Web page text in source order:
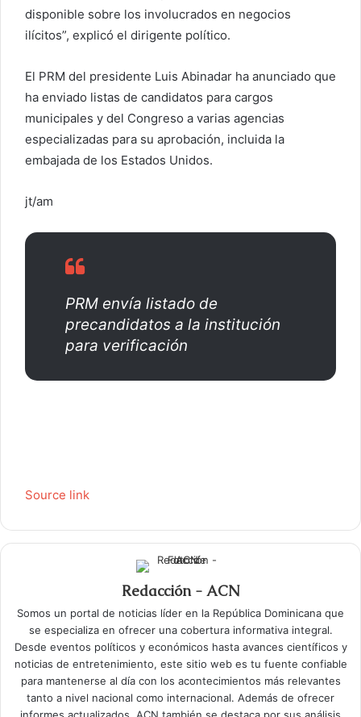
disponible sobre los involucrados en negocios
ilícitos”, explicó el dirigente político.
El PRM del presidente Luis Abinadar ha anunciado que
ha enviado listas de candidatos para cargos
municipales y del Congreso a varias agencias
especializadas para su aprobación, incluida la
embajada de los Estados Unidos.
jt/am
PRM envía listado de
precandidatos a la institución
para verificación
Source link
Redacción - ACN
Somos un portal de noticias líder en la República Dominicana que
se especializa en ofrecer una cobertura informativa integral.
Desde eventos políticos y económicos hasta avances científicos y
noticias de entretenimiento, este sitio web es tu fuente confiable
para mantenerse al día con los acontecimientos más relevantes
tanto a nivel nacional como internacional. Además de ofrecer
informes actualizados, ACN también se destaca por sus análisis